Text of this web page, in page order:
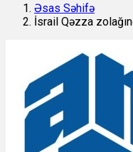
Əsas Səhifə
İsrail Qəzza